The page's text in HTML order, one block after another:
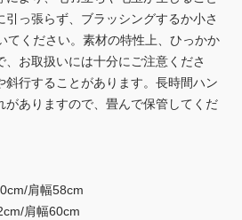
っ張らず、ブラッシングするか小さ
てください。素材の特性上、ひっかか
、お取扱いには十分にご注意くださ
斜行することがあります。長時間ハン
がありますので、畳んで保管してくだ
肩幅58cm
肩幅60cm